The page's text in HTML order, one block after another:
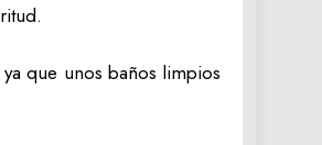
que unos baños limpios